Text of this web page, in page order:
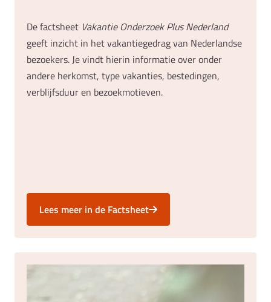
De factsheet Vakantie Onderzoek Plus Nederland
geeft inzicht in het vakantiegedrag van Nederlandse
bezoekers. Je vindt hierin informatie over onder
andere herkomst, type vakanties, bestedingen,
verblijfsduur en bezoekmotieven.
Lees meer in de Factsheet